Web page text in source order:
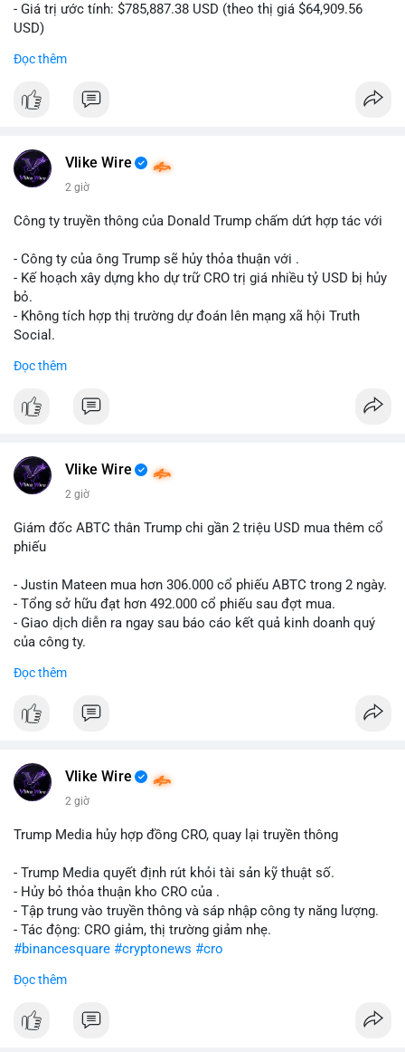
- Giá trị ước tính: $785,887.38 USD (theo thị giá $64,909.56
USD)
Khối lượng 12.1 BTC tương đương gần 786 nghìn USD được di
Động thái này có thể là bước chuẩn bị thanh khoản để bán ra,
hoặc tái phân bổ tài sản giữa các ví nóng nhằm tối ưu phí giao
thấy cá voi đang thăm dò thanh khoản thị trường trước khi có
Lời khuyên cho nhà đầu tư nhỏ lẻ: Theo dõi xác nhận giao dịch
và dòng tiền tiếp theo từ ví nguồn. Khối lượng này chưa đủ tạo
áp lực bán mạnh, nhưng nếu xuất hiện thêm 2-3 giao dịch
tương tự trong 24 giờ tới, khả năng cao là sóng điều chỉnh
ở vùng giá hiện tại.
#12dot1btc #786kusd
Đọc thêm
Vlike Wire
2 giờ
Công ty truyền thông của Donald Trump chấm dứt hợp tác với
- Công ty của ông Trump sẽ hủy thỏa thuận với .
- Kế hoạch xây dựng kho dự trữ CRO trị giá nhiều tỷ USD bị hủy
bỏ.
- Không tích hợp thị trường dự đoán lên mạng xã hội Truth
Social.
#binancesquare
$cro
📰 Nguồn: Cointelegraph
Đọc thêm
Vlike Wire
2 giờ
Giám đốc ABTC thân Trump chi gần 2 triệu USD mua thêm cổ
phiếu
- Justin Mateen mua hơn 306.000 cổ phiếu ABTC trong 2 ngày.
- Tổng sở hữu đạt hơn 492.000 cổ phiếu sau đợt mua.
- Giao dịch diễn ra ngay sau báo cáo kết quả kinh doanh quý
của công ty.
#abtc #cryptonews
$btc $eth
📰 Nguồn: CoinDesk
Đọc thêm
Vlike Wire
2 giờ
Trump Media hủy hợp đồng CRO, quay lại truyền thông
- Trump Media quyết định rút khỏi tài sản kỹ thuật số.
- Hủy bỏ thỏa thuận kho CRO của .
- Tập trung vào truyền thông và sáp nhập công ty năng lượng.
- Tác động: CRO giảm, thị trường giảm nhẹ.
#binancesquare #cryptonews #cro
$cro
#vlikevn #titanbot
Đọc thêm